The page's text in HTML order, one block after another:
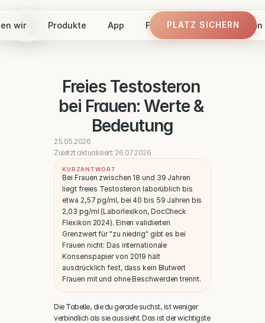
wir Produkte App Finde dein Panel Vision
PLATZ SICHERN
Freies Testosteron
bei Frauen: Werte &
Bedeutung
25.05.2026
Zuletzt aktualisiert: 26.07.2026
KURZANTWORT
Bei Frauen zwischen 18 und 39 Jahren
liegt freies Testosteron laborüblich bis
etwa 2,57 pg/ml, bei 40 bis 59 Jahren bis
2,03 pg/ml (Laborlexikon, DocCheck
Flexikon 2024). Einen validierten
Grenzwert für "zu niedrig" gibt es bei
Frauen nicht: Das internationale
Konsenspapier von 2019 hält
ausdrücklich fest, dass kein Blutwert
Frauen mit und ohne Beschwerden trennt.
Die Tabelle, die du gerade suchst, ist weniger
verbindlich als sie aussieht. Das ist der wichtigste